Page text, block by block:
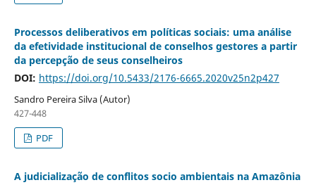
Processos deliberativos em políticas sociais: uma análise
da efetividade institucional de conselhos gestores a partir
da percepção de seus conselheiros
DOI: https://doi.org/10.5433/2176-6665.2020v25n2p427
Sandro Pereira Silva (Autor)
427-448
PDF
A judicialização de conflitos socio ambientais na Amazônia